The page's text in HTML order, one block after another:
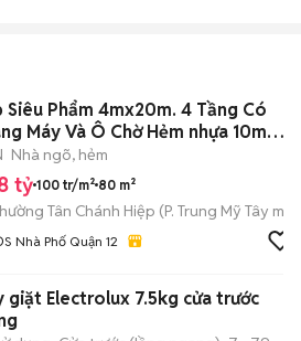
Siêu Phẩm 4mx20m. 4 Tầng Có
Máy Và Ô Chờ Hẻm nhựa 10m
10
Nhà ngõ, hẻm
tỷ 100 tr/m² 80 m²
Tân Chánh Hiệp (P. Trung Mỹ Tây mới)
Nhà Phố Quận 12
giặt Electrolux 7.5kg cửa trước